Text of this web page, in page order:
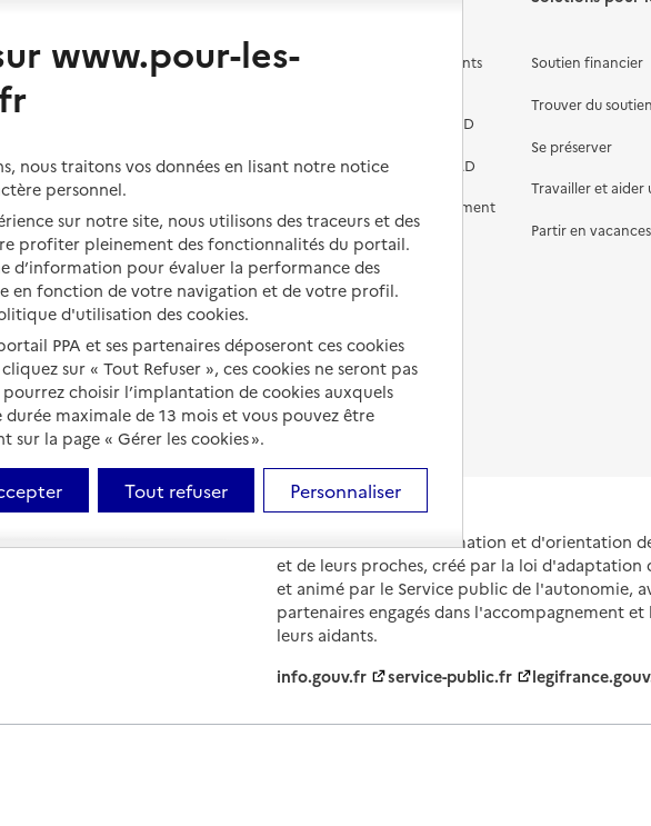
Les questions à se poser
Vivre chez un proche
Autres solutions de logement
Les différents établissements
Préparer l'entrée en EHPAD
Aides financières en EHPAD
Prévention, accompagnement
et soins
Comprendre les prix en
EHPAD
Fin de vie en EHPAD
Soutien financier
Trouver du soutien
Se préserver
Travailler et aider
Partir en vacances
Portail national d'information et d'orientation
et de leurs proches, créé par la loi d'adaptation
et animé par le Service public de l'autonomie,
partenaires engagés dans l'accompagnement
leurs aidants.
info.gouv.fr
service-public.fr
www.pour-les-
nous traitons vos données en lisant notre notice
personnel.
sur notre site, nous utilisons des traceurs et des
profiter pleinement des fonctionnalités du portail.
d’information pour évaluer la performance des
en fonction de votre navigation et de votre profil.
d'utilisation des cookies.
PPA et ses partenaires déposeront ces cookies
sur « Tout Refuser », ces cookies ne seront pas
pourrez choisir l’implantation de cookies auxquels
maximale de 13 mois et vous pouvez être
la page « Gérer les cookies ».
Tout refuser Personnaliser